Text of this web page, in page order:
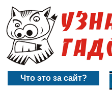
Что это за сайт?